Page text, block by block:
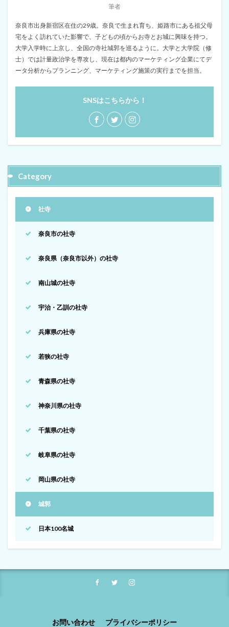
筆者
奈良市出身新宿区在住の29歳。奈良で生まれ育ち、姫路市にある祖父母
宅をよく訪れていた影響で、子どもの頃からお寺とお城に興味を持つ。
大学入学時に上京し、全国の寺社城郭を巡るように。大学と大学院（修
士）では計量政治学を専攻し、現在は都内のマーケティング企業にてデ
ータ分析からプランニング、マーケティング施策の実行までを担当。
SNSはこちらから！
Category
社寺
奈良市の社寺
奈良県（奈良市以外）の社寺
南山城の社寺
宇治・乙訓の社寺
兵庫県の社寺
若狭の社寺
青森県の社寺
神奈川県の社寺
千葉県の社寺
岐阜県の社寺
岡山県の社寺
城郭
日本100名城
お問い合わせ プライバシーポリシー